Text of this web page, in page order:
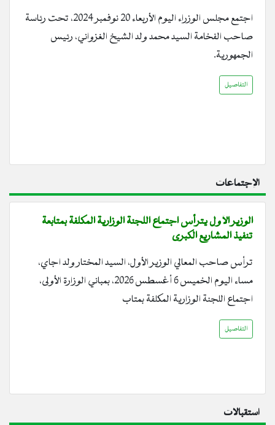
اجتمع مجلس الوزراء اليوم الأربعاء 20 نوفمبر 2024، تحت رئاسة
صاحب الفخامة السيد محمد ولد الشيخ الغزواني، رئيس
الجمهورية.
التفاصيل
الإجتماعات
الوزير الأول يترأس اجتماع اللجنة الوزارية المكلفة بمتابعة
تنفيذ المشاريع الكبرى
ترأس صاحب المعالي الوزير الأول، السيد المختار ولد اجاي،
مساء اليوم الخميس 6 أغسطس 2026، بمباني الوزارة الأولى،
اجتماع اللجنة الوزارية المكلفة بمتاب
التفاصيل
استقبالات